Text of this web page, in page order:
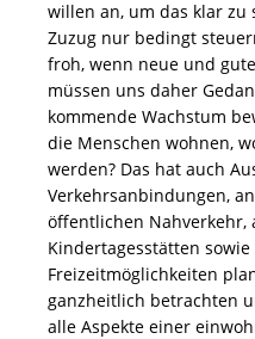
willen an, um das klar zu
Zuzug nur bedingt
froh, wenn neue und
müssen uns daher
kommende Wachstum
die Menschen wohnen,
werden? Das hat auch
Verkehrsanbindungen,
öffentlichen Nahverkehr,
Kindertagesstätten
Freizeitmöglichkeiten
ganzheitlich betrachten
alle Aspekte einer